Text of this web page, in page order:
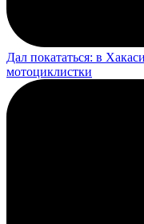
Дал покататься: в
мотоциклистки